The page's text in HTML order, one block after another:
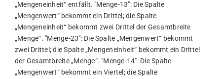
„Mengeneinheit“ entfällt. "Menge-13": Die Spalte
„Mengenwert“ bekommt ein Drittel; die Spalte
„Mengeneinheit“ bekommt zwei Drittel der Gesamtbreite
„Menge“. "Menge-23": Die Spalte „Mengenwert“ bekommt
zwei Drittel; die Spalte „Mengeneinheit“ bekommt ein Drittel
der Gesamtbreite „Menge“. "Menge-14": Die Spalte
„Mengenwert“ bekommt ein Viertel; die Spalte